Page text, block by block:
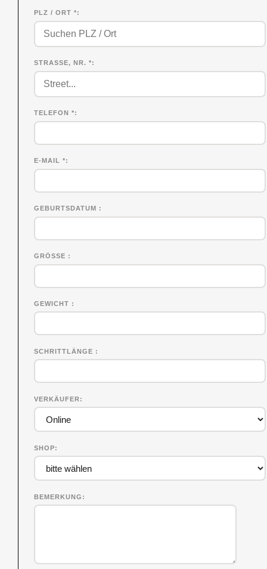
PLZ / ORT *
STRASSE, NR. *
TELEFON *
E-MAIL *
GEBURTSDATUM
GRÖSSE
GEWICHT
SCHRITTLÄNGE
VERKÄUFER
SHOP
BEMERKUNG